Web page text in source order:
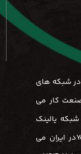
شبکه های
کار می
یالینک
Yealinkو سیستم های گیت وی های Yeastarدر ایران می